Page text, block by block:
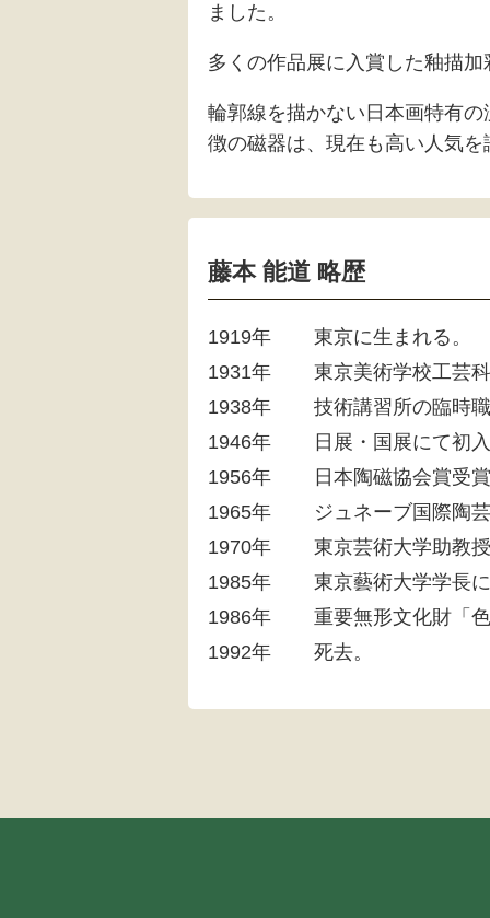
ました。
多くの作品展に入賞した釉描
輪郭線を描かない日本画特有
徴の磁器は、現在も高い人気
藤本 能道 略歴
1919年
東京に生まれる。
1931年
東京美術学校工芸
1938年
技術講習所の臨時
1946年
日展・国展にて初
1956年
日本陶磁協会賞受
1965年
ジュネーブ国際陶
1970年
東京芸術大学助教
1985年
東京藝術大学学長
1986年
重要無形文化財「
1992年
死去。